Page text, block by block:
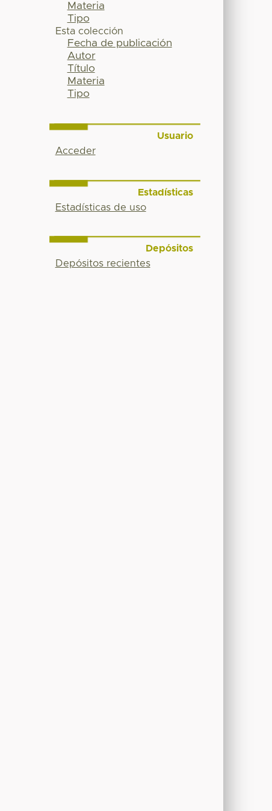
Materia
Tipo
Esta colección
Fecha de publicación
Autor
Título
Materia
Tipo
Usuario
Acceder
Estadísticas
Estadísticas de uso
Depósitos
Depósitos recientes